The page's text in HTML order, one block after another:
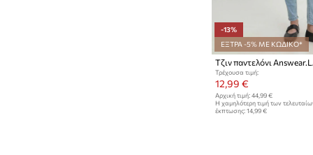
-13%
ΕΞΤΡΑ -5% ΜΕ ΚΩΔΙΚΟ*
Τζιν παντελόνι
Τρέχουσα τιμή:
12,99 €
Αρχική τιμή: 44,99 €
Η χαμηλότερη τιμή των
έκπτωσης: 14,99 €